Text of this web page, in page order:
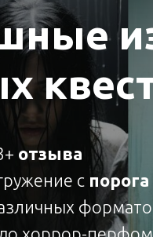
отзыва
с порога